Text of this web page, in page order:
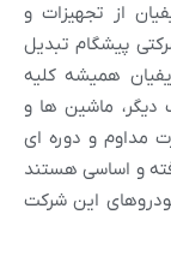
از تجهیزات و
پیشگام تبدیل
همیشه کلیه
دیگر، ماشین ها و
مداوم و دوره ای
و اساسی هستند
این شرکت